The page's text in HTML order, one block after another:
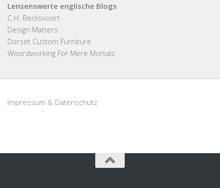
Lensenswerte englische Blogs
C.H. Becksvoort
Design Matters
Dorset Custom Furniture
Woordworking For Mere Mortals
Impressum & Datenschutz